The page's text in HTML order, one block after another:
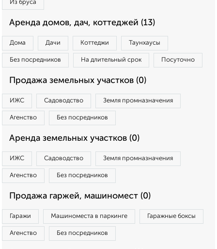
Из бруса
Аренда домов, дач, коттеджей (13)
Дома Дачи Коттеджи Таунхаусы
Без посредников На длительный срок Посуточно
Продажа земельных участков (0)
ИЖС Садоводство Земля промназначения
Агенство Без посредников
Аренда земельных участков (0)
ИЖС Садоводство Земля промназначения
Агенство Без посредников
Продажа гаржей, машиномест (0)
Гаражи Машиноместа в паркинге Гаражные боксы
Агенство Без посредников